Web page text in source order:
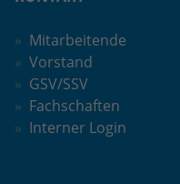
Mitarbeitende
Vorstand
GSV/SSV
Fachschaften
Interner Login